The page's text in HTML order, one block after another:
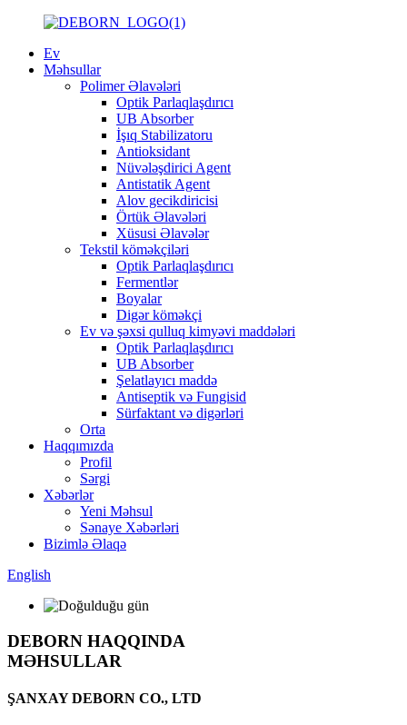
Ev
Məhsullar
Polimer Əlavələri
Optik Parlaqlaşdırıcı
UB Absorber
İşıq Stabilizatoru
Antioksidant
Nüvələşdirici Agent
Antistatik Agent
Alov gecikdiricisi
Örtük Əlavələri
Xüsusi Əlavələr
Tekstil köməkçiləri
Optik Parlaqlaşdırıcı
Fermentlər
Boyalar
Digər köməkçi
Ev və şəxsi qulluq kimyəvi maddələri
Optik Parlaqlaşdırıcı
UB Absorber
Şelatlayıcı maddə
Antiseptik və Fungisid
Sürfaktant və digərləri
Orta
Haqqımızda
Profil
Sərgi
Xəbərlər
Yeni Məhsul
Sənaye Xəbərləri
Bizimlə Əlaqə
English
DEBORN HAQQINDA
MƏHSULLAR
ŞANXAY DEBORN CO., LTD